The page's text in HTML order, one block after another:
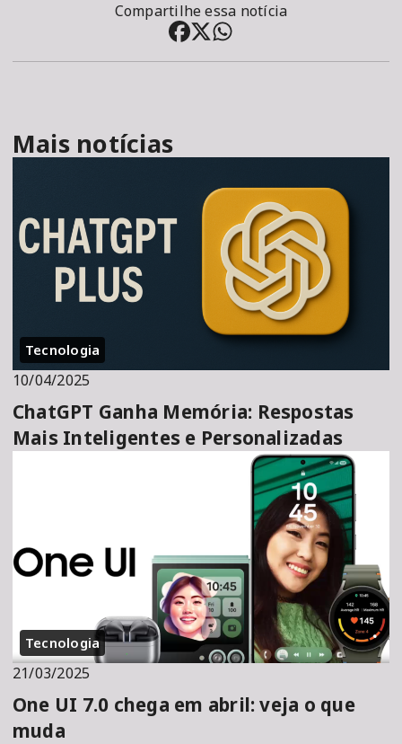
Compartilhe essa notícia
Mais notícias
Tecnologia
10/04/2025
ChatGPT Ganha Memória: Respostas
Mais Inteligentes e Personalizadas
Tecnologia
21/03/2025
One UI 7.0 chega em abril: veja o que
muda